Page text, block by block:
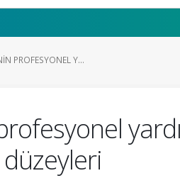
PROFESYONEL Y...